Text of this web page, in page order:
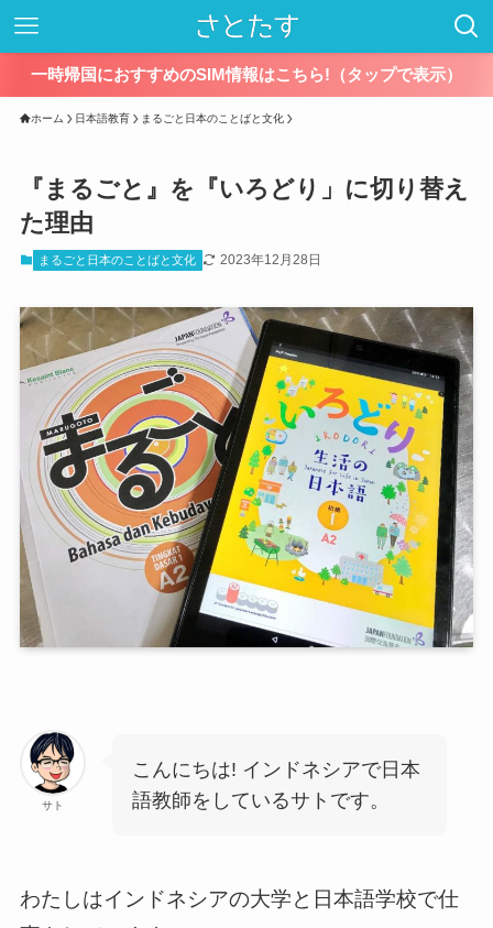
一時帰国におすすめのSIM情報はこちら!（タップで表示）
ホーム 日本語教育 まるごと日本のことばと文化
『まるごと』を『いろどり」に切り替え
た理由
まるごと日本のことばと文化 2023年12月28日
サト
こんにちは! インドネシアで日本
語教師をしているサトです。
わたしはインドネシアの大学と日本語学校で仕